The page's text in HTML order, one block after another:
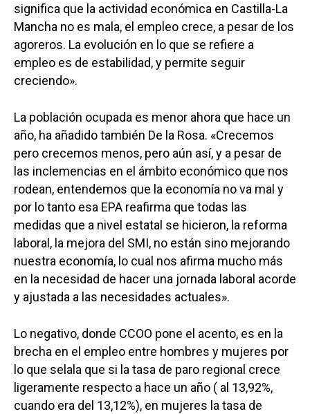
significa que la actividad económica en Castilla-La
Mancha no es mala, el empleo crece, a pesar de los
agoreros. La evolución en lo que se refiere a
empleo es de estabilidad, y permite seguir
creciendo».
La población ocupada es menor ahora que hace un
año, ha añadido también De la Rosa. «Crecemos
pero crecemos menos, pero aún así, y a pesar de
las inclemencias en el ámbito económico que nos
rodean, entendemos que la economía no va mal y
por lo tanto esa EPA reafirma que todas las
medidas que a nivel estatal se hicieron, la reforma
laboral, la mejora del SMI, no están sino mejorando
nuestra economía, lo cual nos afirma mucho más
en la necesidad de hacer una jornada laboral acorde
y ajustada a las necesidades actuales».
Lo negativo, donde CCOO pone el acento, es en la
brecha en el empleo entre hombres y mujeres por
lo que selala que si la tasa de paro regional crece
ligeramente respecto a hace un año ( al 13,92%,
cuando era del 13,12%), en mujeres la tasa de